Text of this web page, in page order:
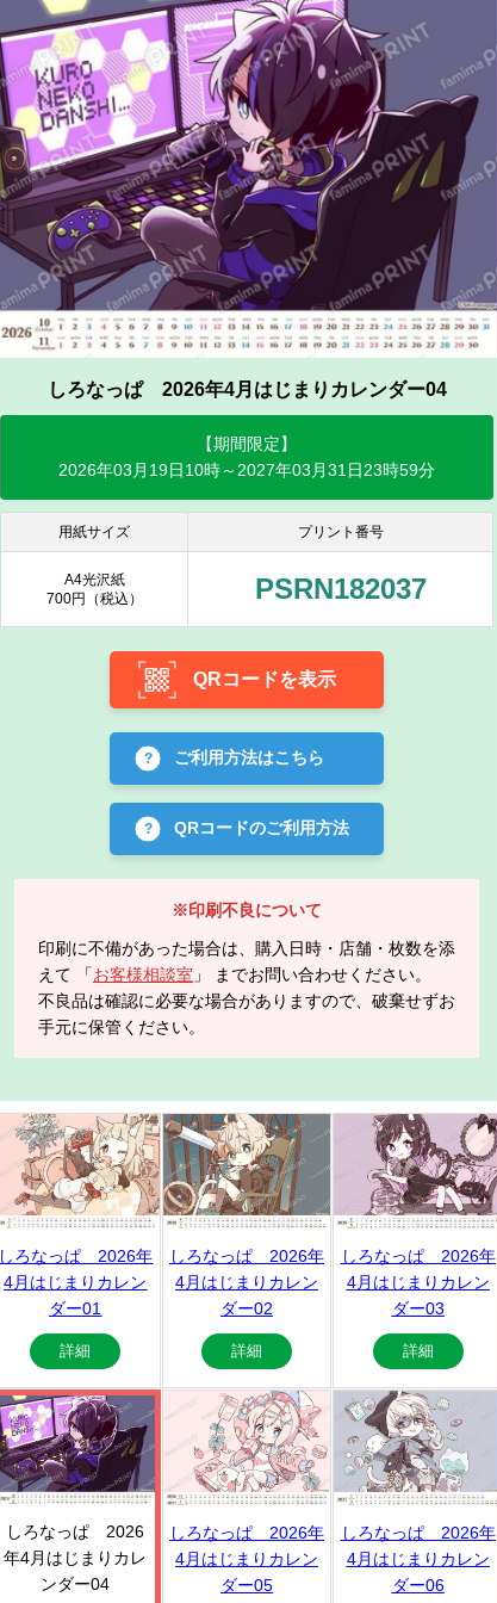
しろなっぱ 2026年4月はじまりカレンダー04
【期間限定】
2026年03月19日10時～2027年03月31日23時59分
用紙サイズ プリント番号
A4光沢紙
700円（税込）
PSRN182037
QRコードを表示
ご利用方法はこちら
QRコードのご利用方法
※印刷不良について
印刷に不備があった場合は、購入日時・店舗・枚数を添
えて 「お客様相談室 」 までお問い合わせください。
不良品は確認に必要な場合がありますので、破棄せずお
手元に保管ください。
しろなっぱ 2026年
4月はじまりカレン
ダー01
詳細
しろなっぱ 2026年
4月はじまりカレン
ダー02
詳細
しろなっぱ 2026年
4月はじまりカレン
ダー03
詳細
しろなっぱ 2026
年4月はじまりカレ
ンダー04
しろなっぱ 2026年
4月はじまりカレン
ダー05
しろなっぱ 2026年
4月はじまりカレン
ダー06